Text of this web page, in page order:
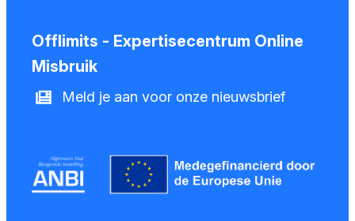
Offlimits - Expertisecentrum Online
Misbruik
Meld je aan voor onze nieuwsbrief